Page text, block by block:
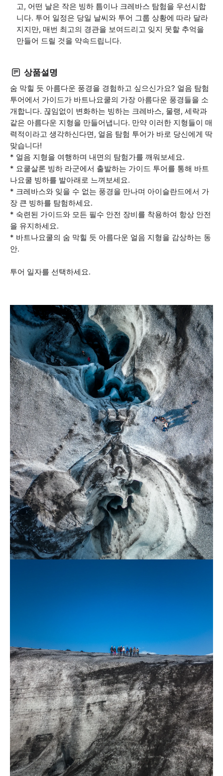
고, 어떤 날은 작은 빙하 틈이나 크레바스 탐험을 우선시합
니다. 투어 일정은 당일 날씨와 투어 그룹 상황에 따라 달라
지지만, 매번 최고의 경관을 보여드리고 잊지 못할 추억을
만들어 드릴 것을 약속드립니다.
상품설명
숨 막힐 듯 아름다운 풍경을 경험하고 싶으신가요? 얼음 탐험
투어에서 가이드가 바트나요쿨의 가장 아름다운 풍경들을 소
개합니다. 끊임없이 변화하는 빙하는 크레바스, 물랭, 세락과
같은 아름다운 지형을 만들어냅니다. 만약 이러한 지형들이 매
력적이라고 생각하신다면, 얼음 탐험 투어가 바로 당신에게 딱
맞습니다!
* 얼음 지형을 여행하며 내면의 탐험가를 깨워보세요.
* 요쿨살론 빙하 라군에서 출발하는 가이드 투어를 통해 바트
나요쿨 빙하를 발아래로 느껴보세요.
* 크레바스와 잊을 수 없는 풍경을 만나며 아이슬란드에서 가
장 큰 빙하를 탐험하세요.
* 숙련된 가이드와 모든 필수 안전 장비를 착용하여 항상 안전
을 유지하세요.
* 바트나요쿨의 숨 막힐 듯 아름다운 얼음 지형을 감상하는 동
안.
투어 일자를 선택하세요.